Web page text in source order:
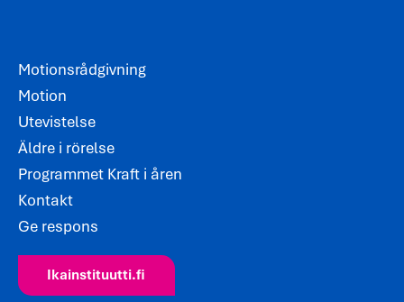
Motionsrådgivning
Motion
Utevistelse
Äldre i rörelse
Programmet Kraft i åren
Kontakt
Ge respons
Ikainstituutti.fi